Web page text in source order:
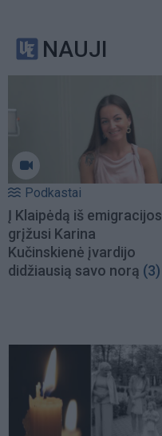
NAUJI
Podkastai
Į Klaipėdą iš emigracijos
grįžusi Karina
Kučinskienė įvardijo
didžiausią savo norą (3)